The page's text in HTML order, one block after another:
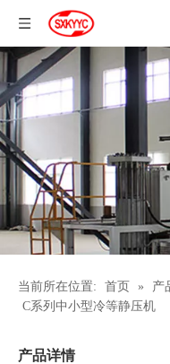
当前所在位置: 首页 » 产
C系列中小型冷等静压机
产品详情